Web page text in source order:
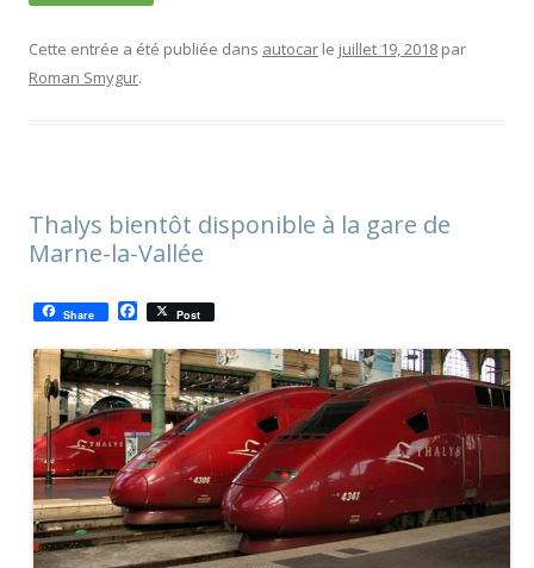
Cette entrée a été publiée dans autocar le juillet 19, 2018 par
Roman Smygur.
Thalys bientôt disponible à la gare de
Marne-la-Vallée
Share
a
c
e
b
o
o
k
Post